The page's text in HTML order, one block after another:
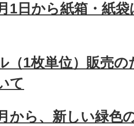
1日から紙箱・紙
（1枚単位）販売
て
から、新しい緑色